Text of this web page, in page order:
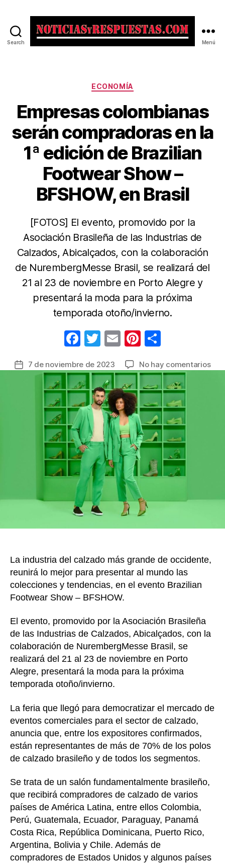
Search Menú
Categorías
ECONOMÍA
Empresas colombianas
serán compradoras en la
1ª edición de Brazilian
Footwear Show –
BFSHOW, en Brasil
[FOTOS] El evento, promovido por la
Asociación Brasileña de las Industrias de
Calzados, Abicalçados, con la colaboración
de NurembergMesse Brasil, se realizará del
21 al 23 de noviembre en Porto Alegre y
presentará la moda para la próxima
temporada otoño/invierno.
F
c
e
b
o
o
k
T
itt
er
E
ail
Pi
er
e
st
m
p
ar
tir
Fecha7 de noviembre de 2023 No hay comentariosen
en
La industria del calzado más grande de occidente,
reunirá lo mejor para presentar al mundo las
colecciones y tendencias, en el evento Brazilian
Footwear Show – BFSHOW.
El evento, promovido por la Asociación Brasileña
de las Industrias de Calzados, Abicalçados, con la
colaboración de NurembergMesse Brasil, se
realizará del 21 al 23 de noviembre en Porto
Alegre, presentará la moda para la próxima
temporada otoño/invierno.
La feria que llegó para democratizar el mercado de
eventos comerciales para el sector de calzado,
anuncia que, entre los expositores confirmados,
están representantes de más de 70% de los polos
de calzado brasileño y de todos los segmentos.
Se trata de un salón fundamentalmente brasileño,
que recibirá compradores de calzado de varios
países de América Latina, entre ellos Colombia,
Perú, Guatemala, Ecuador, Paraguay, Panamá
Costa Rica, República Dominicana, Puerto Rico,
Argentina, Bolivia y Chile. Además de
compradores de Estados Unidos y algunos países